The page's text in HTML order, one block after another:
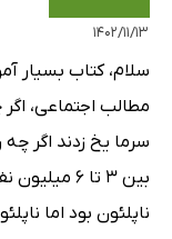
۱۴۰۲/۱۱/۱۳
سلام، کتاب بسیار
مطالب اجتماعی،
سرما یخ زدند اگر
بین ۳ تا ۶
ناپلئون بود اما